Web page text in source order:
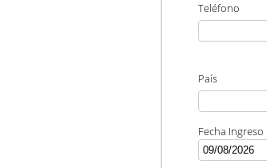
Teléfono
País
Fecha Ingreso